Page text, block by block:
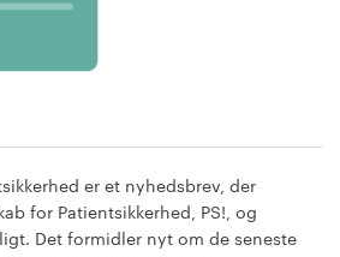
er et nyhedsbrev, der
for Patientsikkerhed, PS!, og
Det formidler nyt om de seneste